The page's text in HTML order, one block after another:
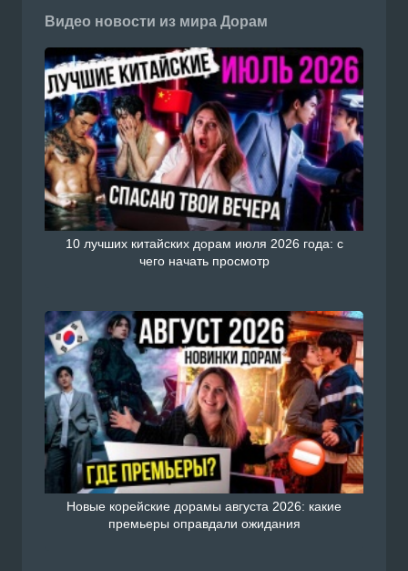
Видео новости из мира Дорам
10 лучших китайских дорам июля 2026 года: с
чего начать просмотр
Новые корейские дорамы августа 2026: какие
премьеры оправдали ожидания